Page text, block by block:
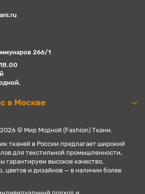
266/1
в Москве
© Мир Модной (Fashion) Ткани.
тканей в России предлагает широкий
для текстильной промышленности,
гарантируем высокое качество,
цветов и дизайнов — в наличии более